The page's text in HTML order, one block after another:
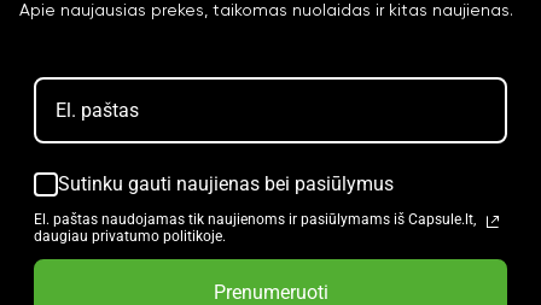
Apie naujausias prekes, taikomas nuolaidas ir kitas naujienas.
Sutinku gauti naujienas bei pasiūlymus
El. paštas naudojamas tik naujienoms ir pasiūlymams iš Capsule.lt,
daugiau privatumo politikoje.
Prenumeruoti